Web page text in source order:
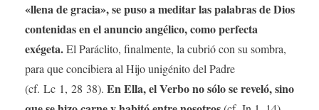
«llena de gracia», se puso a meditar las palabras de Dios
contenidas en el anuncio angélico, como perfecta
exégeta.El Paráclito, finalmente, la cubrió con su sombra,
para que concibiera al Hijo unigénito del Padre
(cf. Lc 1, 28 38). En Ella, el Verbo no sólo se reveló, sino